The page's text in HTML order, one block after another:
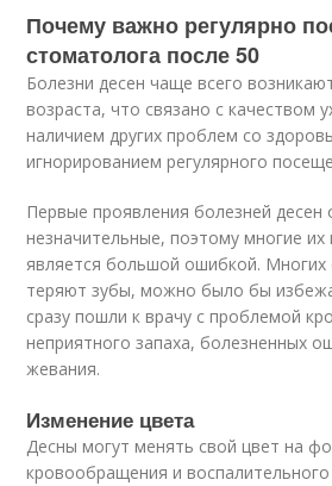
Почему важно регулярно
стоматолога после 50
Болезни десен чаще всего
возраста, что связано с качеством
наличием других проблем со
игнорированием регулярного
Первые проявления болезней десен
незначительные, поэтому многие их
является большой ошибкой. Многих
теряют зубы, можно было бы
сразу пошли к врачу с проблемой
неприятного запаха, болезненных
жевания.
Изменение цвета
Десны могут менять свой цвет на
кровообращения и